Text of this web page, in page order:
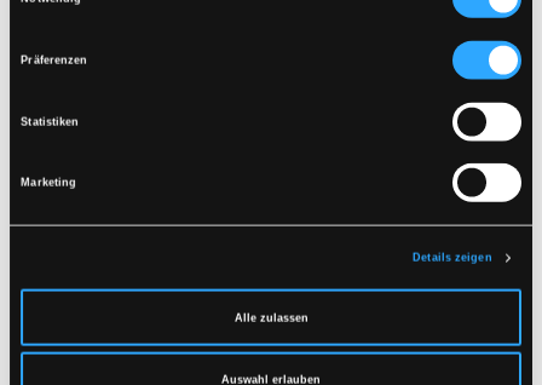
Präferenzen
Statistiken
Marketing
Details zeigen
Alle zulassen
Auswahl erlauben
REGENSET MIT JACKE
UND HOSE IN PU-
REGENJACKE IN PU-
QUALITÄT
XXS -